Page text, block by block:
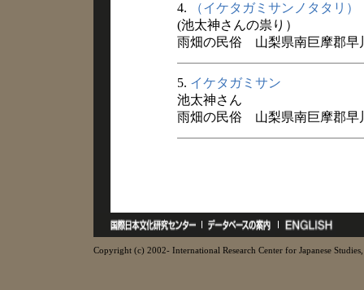
4.
（イケタガミサンノタタリ）
(池太神さんの祟り）
雨畑の民俗 山梨県南巨摩郡早
5. イケタガミサン
池太神さん
雨畑の民俗 山梨県南巨摩郡早
Copyright (c) 2002- International Research Center for Japanese